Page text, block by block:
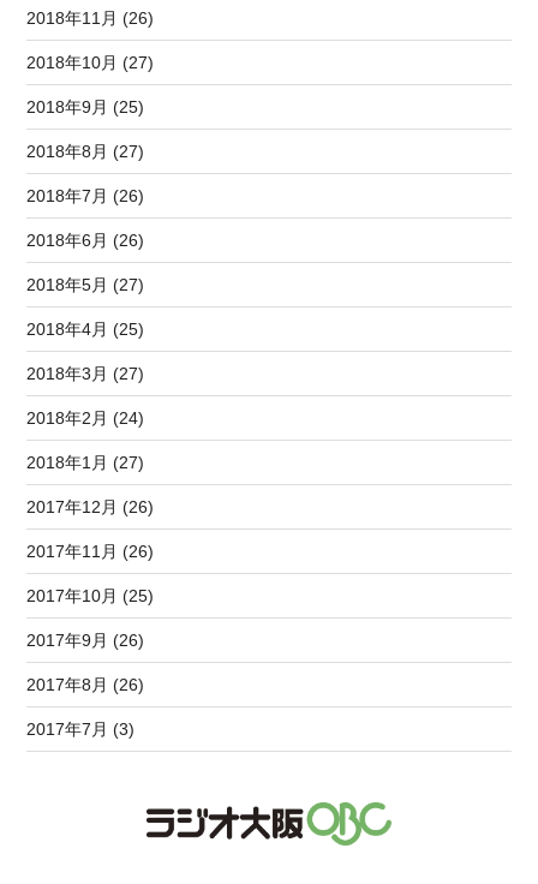
2018年11月 (26)
2018年10月 (27)
2018年9月 (25)
2018年8月 (27)
2018年7月 (26)
2018年6月 (26)
2018年5月 (27)
2018年4月 (25)
2018年3月 (27)
2018年2月 (24)
2018年1月 (27)
2017年12月 (26)
2017年11月 (26)
2017年10月 (25)
2017年9月 (26)
2017年8月 (26)
2017年7月 (3)